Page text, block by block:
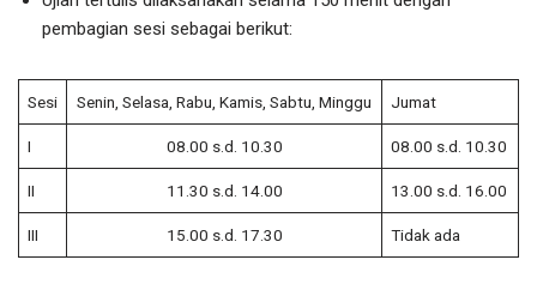
pembagian sesi sebagai berikut:
Sesi Senin, Selasa, Rabu, Kamis, Sabtu, Minggu Jumat
I 08.00 s.d. 10.30 08.00 s.d. 10.30
II 11.30 s.d. 14.00 13.00 s.d. 16.00
III 15.00 s.d. 17.30 Tidak ada